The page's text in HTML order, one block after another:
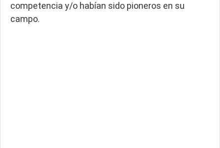
competencia y/o habían sido pioneros en su
campo.